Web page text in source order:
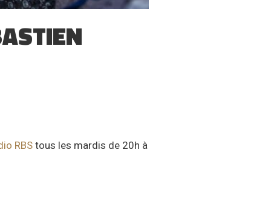
RBS tous les mardis de 20h à